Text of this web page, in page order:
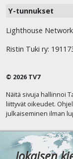
Y-tunnukset
Lighthouse
Ristin Tuki ry:
© 2026 TV7
Näitä sivuja hallinnoi
liittyvät oikeudet.
julkaiseminen ilman